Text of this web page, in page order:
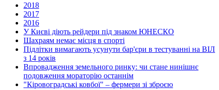
2018
2017
2016
У Києві діють рейдери під знаком ЮНЕСКО
Шахраям немає місця в спорті
Підлітки вимагають усунути бар'єри в тестуванні на ВІЛ
з 14 років
Впровадження земельного ринку: чи стане нинішнє
подовження мораторію останнім
"Кіровоградські ковбої" – фермери зі зброєю